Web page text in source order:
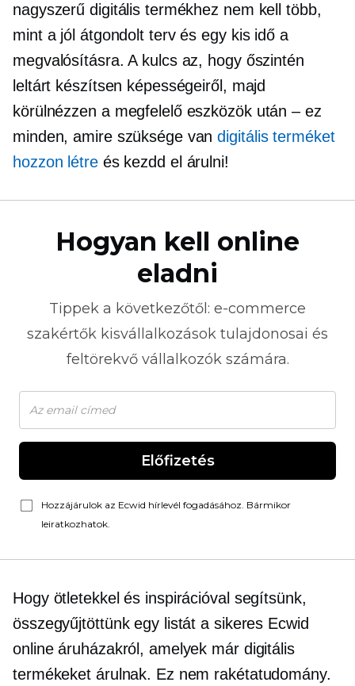
nagyszerű digitális termékhez nem kell több,
mint a jól átgondolt terv és egy kis idő a
megvalósításra. A kulcs az, hogy őszintén
leltárt készítsen képességeiről, majd
körülnézzen a megfelelő eszközök után – ez
minden, amire szüksége vandigitális terméket
hozzon létreés kezdd el árulni!
Hogyan kell online
eladni
Tippek a következőtől: e-commerce
szakértők kisvállalkozások tulajdonosai és
feltörekvő vállalkozók számára.
Előfizetés
Hozzájárulok az Ecwid hírlevél fogadásához. Bármikor
leiratkozhatok.
Hogy ötletekkel és inspirációval segítsünk,
összegyűjtöttünk egy listát a sikeres Ecwid
online áruházakról, amelyek már digitális
termékeket árulnak. Ez nem rakétatudomány.